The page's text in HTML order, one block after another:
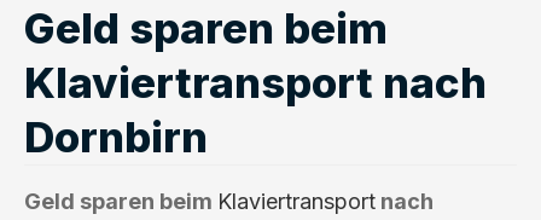
Geld sparen beim
Klaviertransport nach
Dornbirn
Geld sparen beim Klaviertransport nach